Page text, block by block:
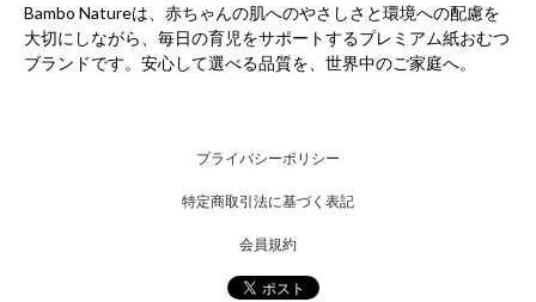
Bambo Natureは、赤ちゃんの肌へのやさしさと環境への配慮を
大切にしながら、毎日の育児をサポートするプレミアム紙おむつ
ブランドです。安心して選べる品質を、世界中のご家庭へ。
プライバシーポリシー
特定商取引法に基づく表記
会員規約